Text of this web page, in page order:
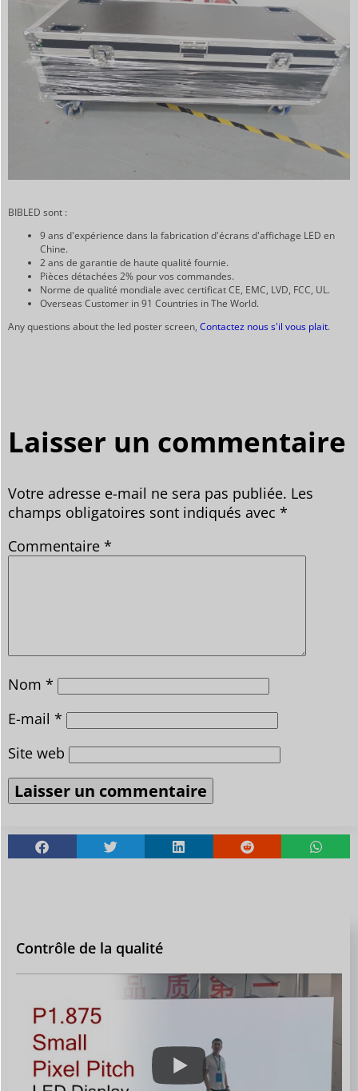
BIBLED sont :
9 ans d'expérience dans la fabrication d'écrans d'affichage LED en
Chine.
2 ans de garantie de haute qualité fournie.
Pièces détachées 2% pour vos commandes.
Norme de qualité mondiale avec certificat CE, EMC, LVD, FCC, UL.
Overseas Customer in 91 Countries in The World.
Any questions about the led poster screen, Contactez nous s'il vous plait.
Laisser un commentaire
Votre adresse e-mail ne sera pas publiée. Les
champs obligatoires sont indiqués avec *
Commentaire *
Nom *
E-mail *
Site web
Contrôle de la qualité